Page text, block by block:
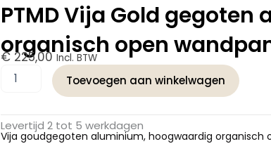
PTMD Vija Gold
organisch open
€225,00 Incl. BTW
PTMD
Vija
aluminium
organisch
Toevoegen aan winkelwagen
Levertijd 2 tot 5 werkdagen
Vija goudgegoten aluminium, hoogwaardig organisch